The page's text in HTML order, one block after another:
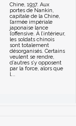
Chine, 1937. Aux
portes de Nankin,
capitale de la Chine,
l’armée impériale
japonaise lance
l’offensive. À l’intérieur,
les soldats chinois
sont totalement
désorganisés. Certains
veulent se rendre,
d’autres s’y opposent
par la force, alors que
l...